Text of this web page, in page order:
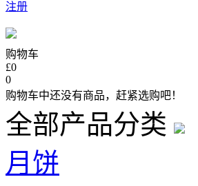
注册
购物车
£0
0
购物车中还没有商品，赶紧选购吧！
全部产品分类
月饼